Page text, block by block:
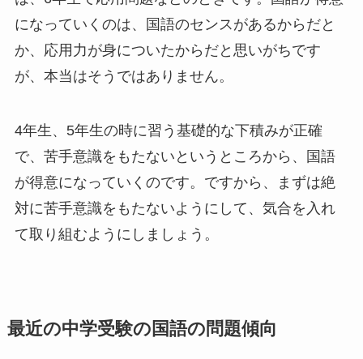
になっていくのは、国語のセンスがあるからだと
か、応用力が身についたからだと思いがちです
が、本当はそうではありません。
4年生、5年生の時に習う基礎的な下積みが正確
で、苦手意識をもたないというところから、国語
が得意になっていくのです。ですから、まずは絶
対に苦手意識をもたないようにして、気合を入れ
て取り組むようにしましょう。
最近の中学受験の国語の問題傾向